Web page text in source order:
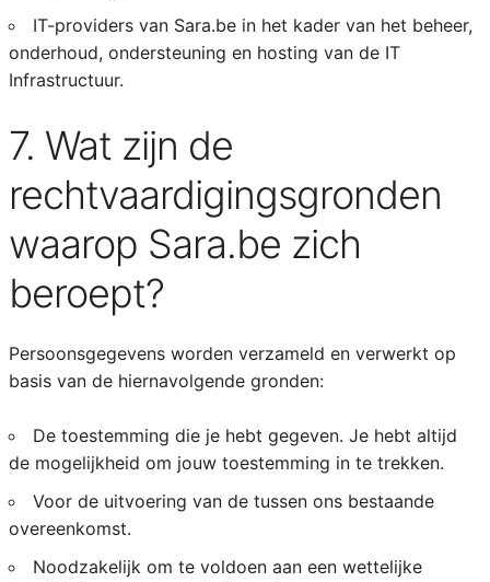
IT-providers van Sara.be in het kader van het beheer,
onderhoud, ondersteuning en hosting van de IT
Infrastructuur.
7. Wat zijn de
rechtvaardigingsgronden
waarop Sara.be zich
beroept?
Persoonsgegevens worden verzameld en verwerkt op
basis van de hiernavolgende gronden:
De toestemming die je hebt gegeven. Je hebt altijd
de mogelijkheid om jouw toestemming in te trekken.
Voor de uitvoering van de tussen ons bestaande
overeenkomst.
Noodzakelijk om te voldoen aan een wettelijke